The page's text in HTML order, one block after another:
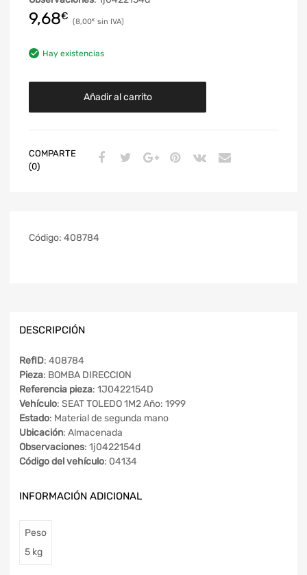
9,68€ 8,00€
Hay existencias
Añadir al carrito
COMPARTE
(0)
Código: 408784
DESCRIPCIÓN
RefID: 408784
Pieza: BOMBA DIRECCION
Referencia pieza: 1J0422154D
Vehículo: SEAT TOLEDO 1M2 Año: 1999
Estado: Material de segunda mano
Ubicación: Almacenada
Observaciones: 1j0422154d
Código del vehículo: 04134
INFORMACIÓN ADICIONAL
Peso
5 kg